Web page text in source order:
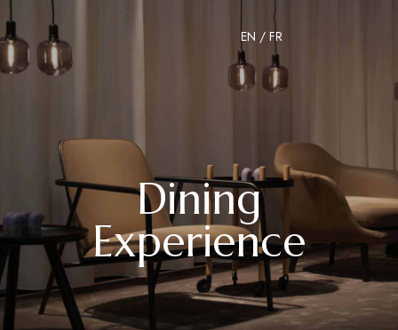
EN /FR
Dining
Experience